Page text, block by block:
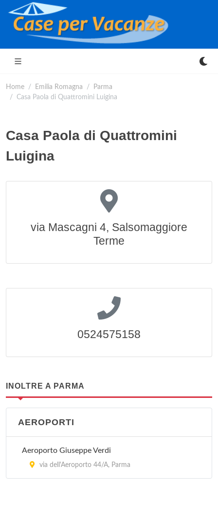
Home Emilia Romagna
Parma
Casa Paola di Quattromini Luigina
Casa Paola di Quattromini
Luigina
via Mascagni 4, Salsomaggiore
Terme
0524575158
INOLTRE A PARMA
AEROPORTI
Aeroporto Giuseppe Verdi
via dell'Aeroporto 44/A, Parma